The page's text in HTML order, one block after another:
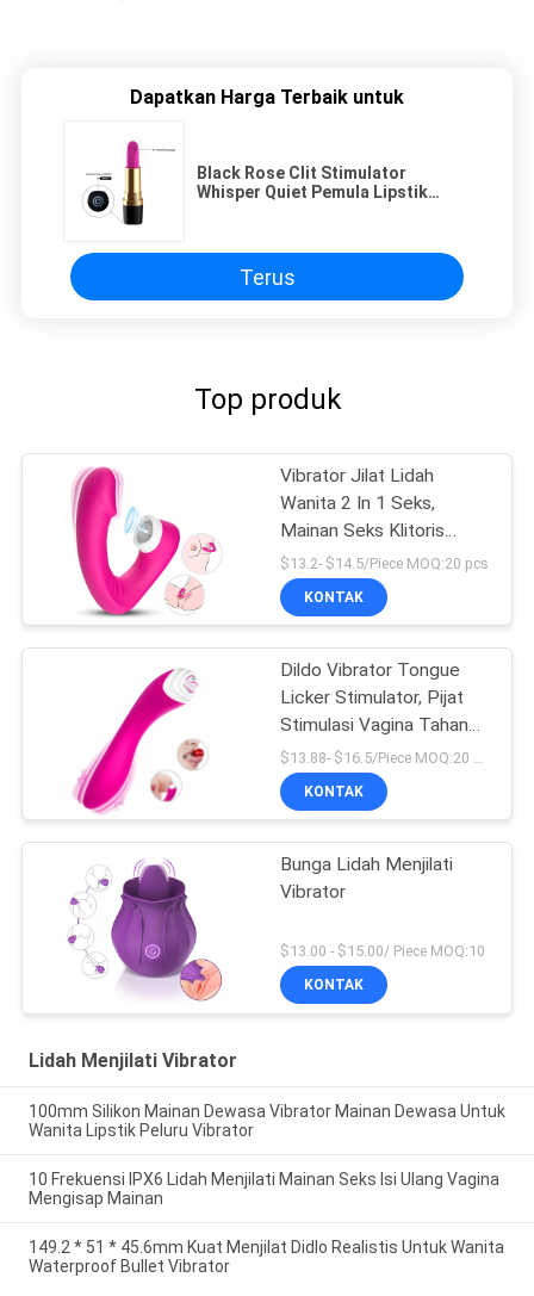
Dapatkan Harga Terbaik untuk
Black Rose Clit Stimulator
Whisper Quiet Pemula Lipstik
Terus
Top produk
Vibrator Jilat Lidah
Wanita 2 In 1 Seks,
Mainan Seks Klitoris
Dewasa Baru
$13.2- $14.5/Piece MOQ:20 pcs
KONTAK
Dildo Vibrator Tongue
Licker Stimulator, Pijat
Stimulasi Vagina Tahan
Air
KONTAK
Bunga Lidah Menjilati
Vibrator
$13.00 - $15.00/ Piece MOQ:10
KONTAK
Lidah Menjilati Vibrator
100mm Silikon Mainan Dewasa Vibrator Mainan Dewasa Untuk
Wanita Lipstik Peluru Vibrator
10 Frekuensi IPX6 Lidah Menjilati Mainan Seks Isi Ulang Vagina
Mengisap Mainan
149.2 * 51 * 45.6mm Kuat Menjilat Didlo Realistis Untuk Wanita
Waterproof Bullet Vibrator